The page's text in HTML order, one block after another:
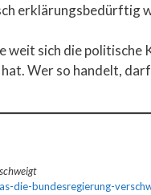
erklärungsbedürftig
weit sich die politische
Wer so handelt,
die-bundesregierung-